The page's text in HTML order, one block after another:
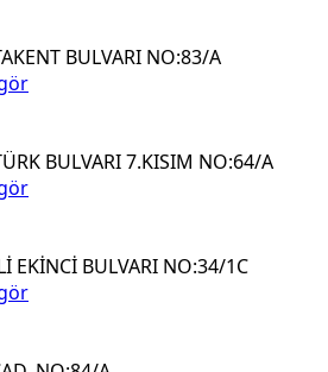
BULVARI NO:83/A
BULVARI 7.KISIM NO:64/A
EKİNCİ BULVARI NO:34/1C